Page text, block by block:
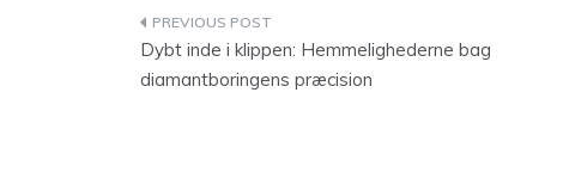
Indlægsnavigation
Dybt inde i klippen: Hemmelighederne bag
diamantboringens præcision